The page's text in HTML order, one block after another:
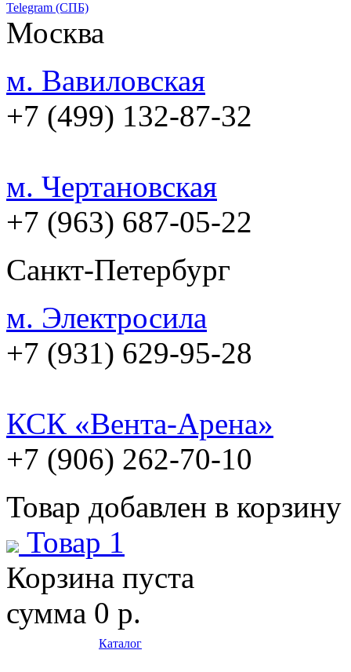
Telegram (СПБ)
Москва
м. Вавиловская
+7 (499) 132-87-32
м. Чертановская
+7 (963) 687-05-22
Санкт-Петербург
м. Электросила
+7 (931) 629-95-28
КСК «Вента-Арена»
+7 (906) 262-70-10
Товар добавлен в корзину
Товар 1
Корзина пуста
сумма 0 р.
Каталог